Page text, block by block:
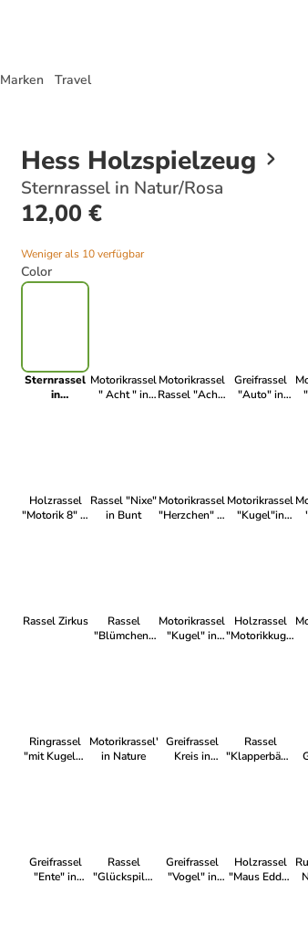
Marken Travel
Hess Holzspielzeug
Sternrassel in Natur/Rosa
12,00 €
Weniger als 10 verfügbar
Color
Sternrassel
in
Motorikrassel
" Acht " in
Motorikrassel
Rassel "Acht"
Greifrassel
"Auto" in
Holzrassel
"Motorik 8" in
Rassel "Nixe"
in Bunt
Motorikrassel
"Herzchen" in
Motorikrassel
"Kugel"in
"
Rassel Zirkus
Rassel
"Blümchen"
Motorikrassel
"Kugel" in
Holzrassel
"Motorikkugel
Ringrassel
"mit Kugeln"
Motorikrassel"Kugeln"
in Nature
Greifrassel
Kreis in
Rassel
Greifrassel
"Ente" in
Rassel
"Glückspilz"
Greifrassel
"Vogel" in
Holzrassel
"Maus Edda"